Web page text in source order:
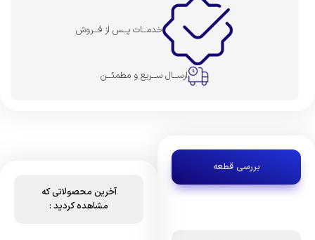
خدمــات پــس از فــروش
ارســال ســریع و مطمئــن
بررسی قطعه
آخرین محصولاتی که
مشاهده کردید :